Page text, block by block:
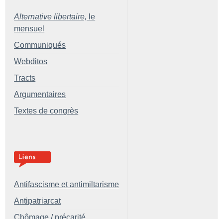
Alternative libertaire, le
mensuel
Communiqués
Webditos
Tracts
Argumentaires
Textes de congrès
Antifascisme et antimiltarisme
Antipatriarcat